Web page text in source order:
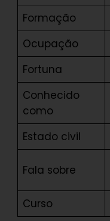
Formação
Ocupação
Fortuna
Conhecido
como
Estado civil
Fala sobre
Curso